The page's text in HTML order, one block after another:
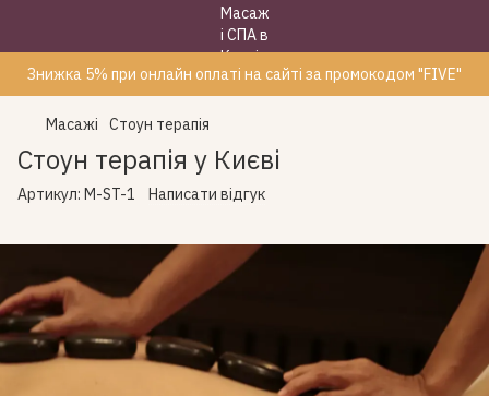
Знижка 5% при онлайн оплаті на сайті за промокодом "FIVE"
Масажі Стоун терапія
Стоун терапія у Києві
Артикул: M-ST-1 Написати відгук